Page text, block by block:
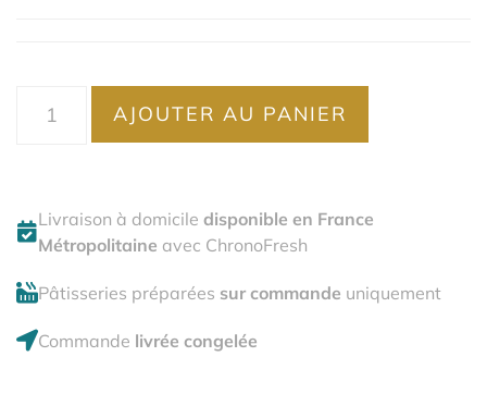
AJOUTER AU PANIER
Livraison à domicile disponible en France
Métropolitaine avec ChronoFresh
Pâtisseries préparées sur commande uniquement
Commande livrée congelée